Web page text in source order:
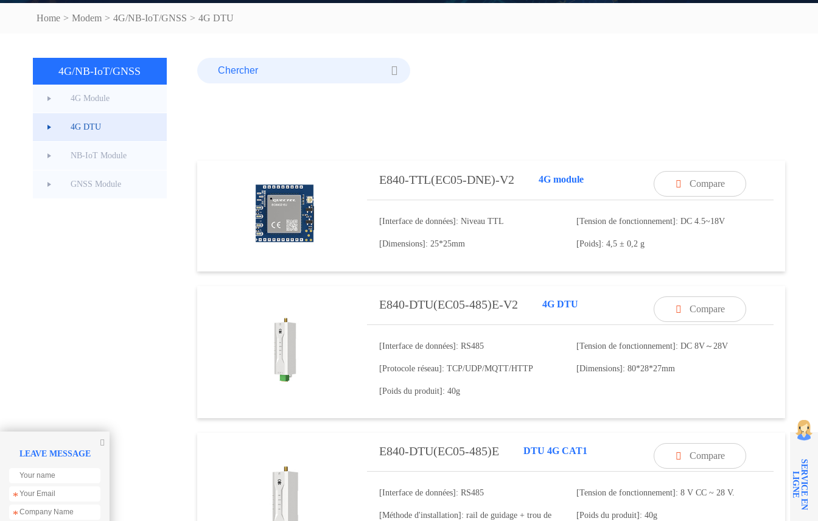
Home > Modem > 4G/NB-IoT/GNSS > 4G DTU
4G/NB-IoT/GNSS
4G Module
4G DTU
NB-IoT Module
GNSS Module  Compare
E840-TTL(EC05-DNE)-V2 4G module
[Interface de données]: Niveau TTL [Tension de fonctionnement]: DC 4.5~18V
[Dimensions]: 25*25mm [Poids]: 4,5 ± 0,2 g
 Compare
E840-DTU(EC05-485)E-V2 4G DTU
[Interface de données]: RS485 [Tension de fonctionnement]: DC 8V～28V
[Protocole réseau]: TCP/UDP/MQTT/HTTP [Dimensions]: 80*28*27mm
[Poids du produit]: 40g
 Compare
E840-DTU(EC05-485)E DTU 4G CAT1
[Interface de données]: RS485 [Tension de fonctionnement]: 8 V CC ~ 28 V.
[Méthode d'installation]: rail de guidage + trou de
[Poids du produit]: 40g

LEAVE MESSAGE
*
*
S
E
R
V
I
C
E
E
N
LI
G
N
E